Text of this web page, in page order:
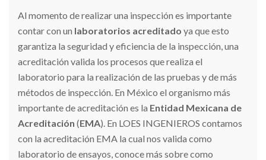
Al momento de realizar una inspección es importante
contar con un laboratorios acreditado ya que esto
garantiza la seguridad y eficiencia de la inspección, una
acreditación valida los procesos que realiza el
laboratorio para la realización de las pruebas y de más
métodos de inspección. En México el organismo más
importante de acreditación es la Entidad Mexicana de
Acreditación (EMA). En LOES INGENIEROS contamos
con la acreditación EMA la cual nos valida como
laboratorio de ensayos, conoce más sobre como